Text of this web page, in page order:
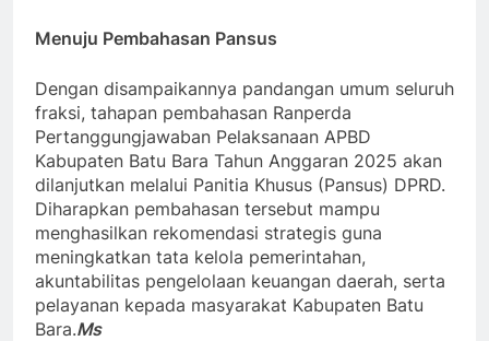
Menuju Pembahasan Pansus
Dengan disampaikannya pandangan umum seluruh
fraksi, tahapan pembahasan Ranperda
Pertanggungjawaban Pelaksanaan APBD
Kabupaten Batu Bara Tahun Anggaran 2025 akan
dilanjutkan melalui Panitia Khusus (Pansus) DPRD.
Diharapkan pembahasan tersebut mampu
menghasilkan rekomendasi strategis guna
meningkatkan tata kelola pemerintahan,
akuntabilitas pengelolaan keuangan daerah, serta
pelayanan kepada masyarakat Kabupaten Batu
Bara.Ms